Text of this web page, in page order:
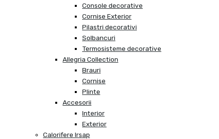
Console decorative
Cornise Exterior
Pilastri decorativi
Solbancuri
Termosisteme decorative
Allegria Collection
Brauri
Cornise
Plinte
Accesorii
Interior
Exterior
Calorifere Irsap